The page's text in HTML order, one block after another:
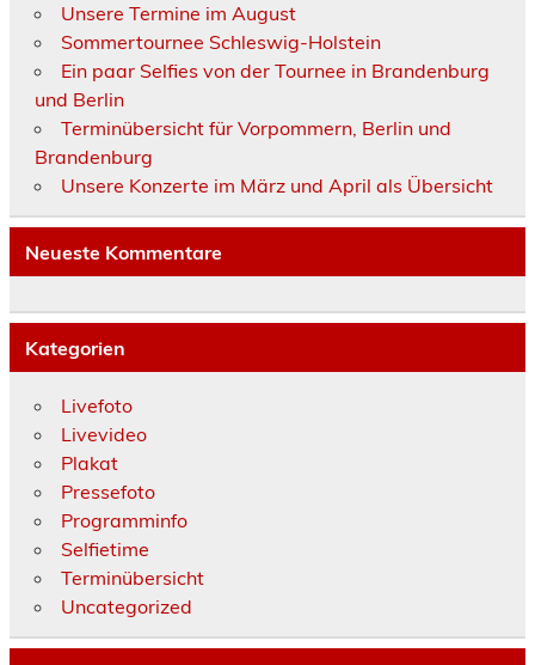
Unsere Termine im August
Sommertournee Schleswig-Holstein
Ein paar Selfies von der Tournee in Brandenburg
und Berlin
Terminübersicht für Vorpommern, Berlin und
Brandenburg
Unsere Konzerte im März und April als Übersicht
Neueste Kommentare
Kategorien
Livefoto
Livevideo
Plakat
Pressefoto
Programminfo
Selfietime
Terminübersicht
Uncategorized